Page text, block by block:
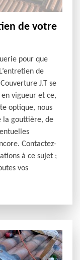
de votre
pour que
de
J.T se
vigueur et ce,
optique, nous
la gouttière, de
Contactez-
à ce sujet ;
vos